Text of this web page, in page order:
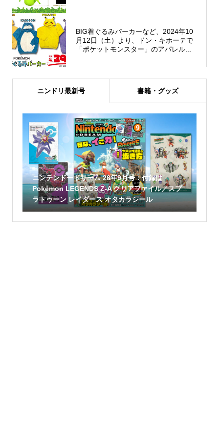
BIG着ぐるみパーカーなど、2024年10
月12日（土）より、ドン・キホーテで
「ポケットモンスター」のアパレル...
ニンドリ最新号 書籍・グッズ
ニンテンドードリーム 26年9月号：付録は
Pokémon LEGENDS Z-A クリアファイル／スプ
ラトゥーン レイダース オタカラシール